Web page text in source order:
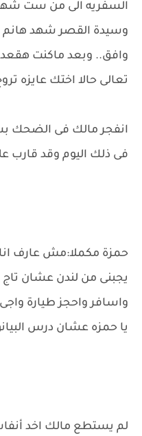
السفريه الى من ست
وسيدة القصر شهد هانم
وافق.. وبعد ماكنت هقعد
تعالى حالا اختك عايزه
انفجر مالك فى الضحك
فى ذلك اليوم وقد قارب
حمزة مكملا:مش عارف
يجبنى من لندن عشان تاج
واسافر واحجز طيارة واجى
يا حمزه عشان درس
لم يستطع مالك اخد